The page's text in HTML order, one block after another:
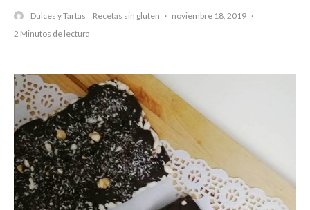
Dulces y Tartas Recetas sin gluten · noviembre 18, 2019 ·
2 Minutos de lectura